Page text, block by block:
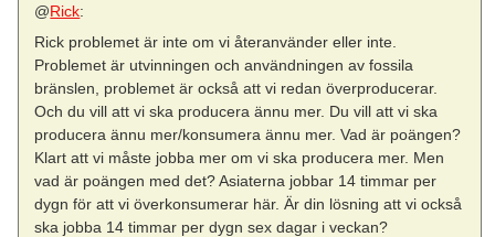
@Rick:
Rick problemet är inte om vi återanvänder eller inte.
Problemet är utvinningen och användningen av fossila
bränslen, problemet är också att vi redan överproducerar.
Och du vill att vi ska producera ännu mer. Du vill att vi ska
producera ännu mer/konsumera ännu mer. Vad är poängen?
Klart att vi måste jobba mer om vi ska producera mer. Men
vad är poängen med det? Asiaterna jobbar 14 timmar per
dygn för att vi överkonsumerar här. Är din lösning att vi också
ska jobba 14 timmar per dygn sex dagar i veckan?